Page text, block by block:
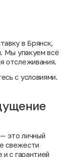
в Брянск,
Мы упакуем всё
отслеживания.
с условиями.
— это личный
свежести
с гарантией